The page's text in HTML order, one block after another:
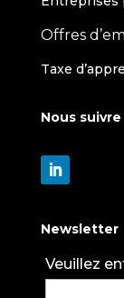
Offres
Taxe
Nous suivre
Newsletter
Veuillez